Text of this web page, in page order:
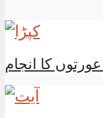
کا انجام